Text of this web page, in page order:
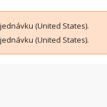
(United States).
(United States).